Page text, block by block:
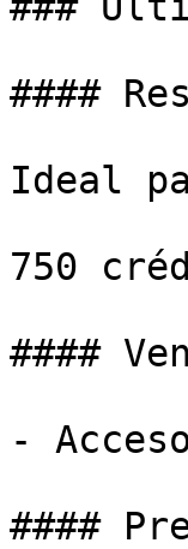
####
Ideal
750
####
-
####